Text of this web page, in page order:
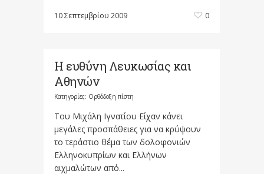
10 Σεπτεμβρίου 2009 0
Η ευθύνη Λευκωσίας και
Αθηνών
Κατηγορίες: Ορθόδοξη πίστη
Του Μιχάλη Ιγνατίου Είχαν κάνει
μεγάλες προσπάθειες για να κρύψουν
το τεράστιο θέμα των δολοφονιών
Ελληνοκυπρίων και Ελλήνων
αιχμαλώτων από...